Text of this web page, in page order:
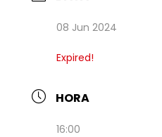
08 Jun 2024
Expired!
HORA
16:00